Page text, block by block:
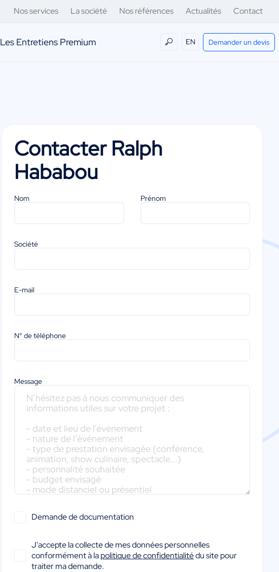
Nos services La société Nos références Actualités Contact
Les Entretiens Premium EN Demander un devis
Contacter Ralph
Hababou
Nom Prénom
Société
E-mail
N° de téléphone
Message
Demande de documentation
J'accepte la collecte de mes données personnelles
conformément à lapolitique de confidentialitédu site pour
traiter ma demande.